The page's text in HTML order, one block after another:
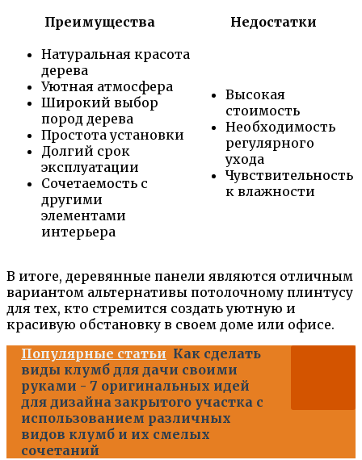
Преимущества
Недостатки
Натуральная красота
дерева
Уютная атмосфера
Широкий выбор
пород дерева
Простота установки
Долгий срок
эксплуатации
Сочетаемость с
другими
элементами
интерьера
Высокая
стоимость
Необходимость
регулярного
ухода
Чувствительность
к влажности
В итоге, деревянные панели являются отличным
вариантом альтернативы потолочному плинтусу
для тех, кто стремится создать уютную и
красивую обстановку в своем доме или офисе.
Популярные статьи Как сделать
виды клумб для дачи своими
руками - 7 оригинальных идей
для дизайна закрытого участка с
использованием различных
видов клумб и их смелых
сочетаний